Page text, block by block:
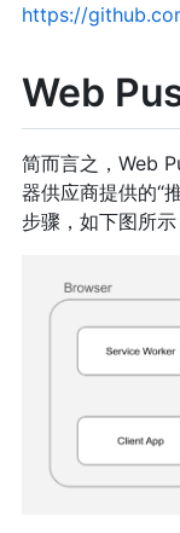
https://
Web
简而言之，Web
器供应商提供的“
步骤，如下图所示